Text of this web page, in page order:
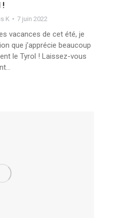
!
K 7 juin 2022
vacances de cet été, je
que j’apprécie beaucoup
le Tyrol ! Laissez-vous